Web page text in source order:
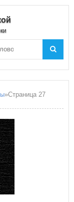
»Страница 27